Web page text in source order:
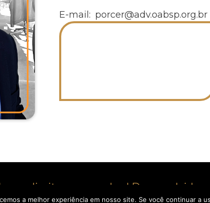
E-mail: porcer@adv.oabsp.org.br
os direitos reservados | Desenvolvido
a melhor experiência em nosso site. Se você continuar a